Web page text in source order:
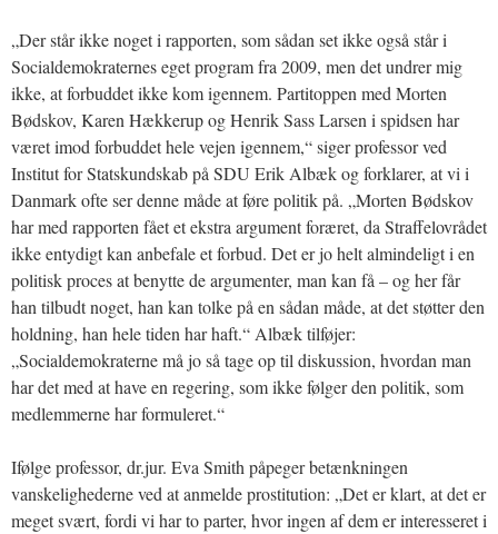
„Der står ikke noget i rapporten, som sådan set ikke også står i
Socialdemokraternes eget program fra 2009, men det undrer mig
ikke, at forbuddet ikke kom igennem. Partitoppen med Morten
Bødskov, Karen Hækkerup og Henrik Sass Larsen i spidsen har
været imod forbuddet hele vejen igennem,“ siger professor ved
Institut for Statskundskab på SDU Erik Albæk og forklarer, at vi i
Danmark ofte ser denne måde at føre politik på. „Morten Bødskov
har med rapporten fået et ekstra argument foræret, da Straffelovrådet
ikke entydigt kan anbefale et forbud. Det er jo helt almindeligt i en
politisk proces at benytte de argumenter, man kan få – og her får
han tilbudt noget, han kan tolke på en sådan måde, at det støtter den
holdning, han hele tiden har haft.“ Albæk tilføjer:
„Socialdemokraterne må jo så tage op til diskussion, hvordan man
har det med at have en regering, som ikke følger den politik, som
medlemmerne har formuleret.“
Ifølge professor, dr.jur. Eva Smith påpeger betænkningen
vanskelighederne ved at anmelde prostitution: „Det er klart, at det er
meget svært, fordi vi har to parter, hvor ingen af dem er interesseret i